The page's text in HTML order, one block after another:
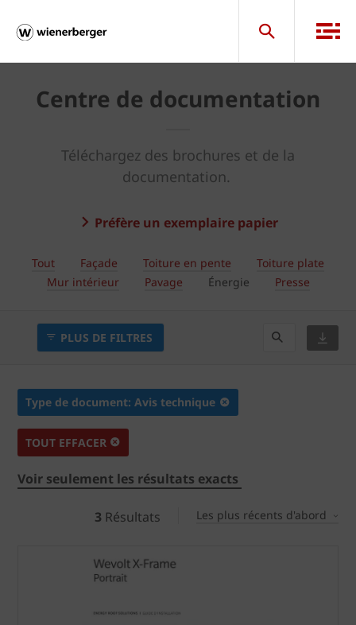
Centre de documentation
Téléchargez des brochures et de la
documentation.
Préfère un exemplaire papier
Tout Façade Toiture en pente
Toiture plate
Mur intérieur
Pavage Énergie Presse
PLUS DE FILTRES
Type de document: Avis technique
TOUT EFFACER
Voir seulement les résultats exacts
3 Résultats Les plus récents d'abord